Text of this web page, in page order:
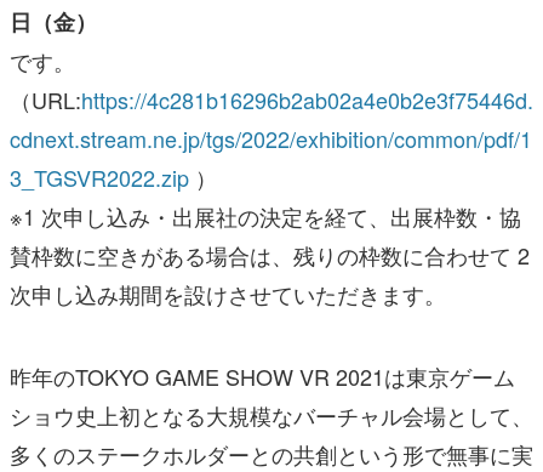
日（金）
です。
（URL:https://4c281b16296b2ab02a4e0b2e3f75446d.
cdnext.stream.ne.jp/tgs/2022/exhibition/common/pdf/1
3_TGSVR2022.zip ）
※1 次申し込み・出展社の決定を経て、出展枠数・協
賛枠数に空きがある場合は、残りの枠数に合わせて 2
次申し込み期間を設けさせていただきます。
昨年のTOKYO GAME SHOW VR 2021は東京ゲーム
ショウ史上初となる大規模なバーチャル会場として、
多くのステークホルダーとの共創という形で無事に実